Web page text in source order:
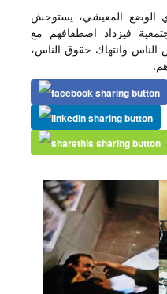
الوضع المعيشي، يستوحش
فيزداد اصطفافهم مع
وانتهاك حقوق الناس،